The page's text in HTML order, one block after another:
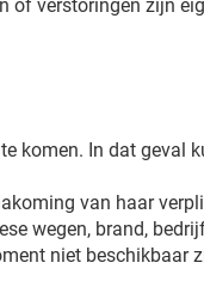
verstoringen zijn
komen. In dat
van haar
wegen, brand,
niet beschikbaar